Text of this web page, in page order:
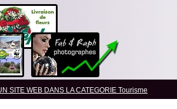
SITE WEB DANS LA CATEGORIE Tourisme